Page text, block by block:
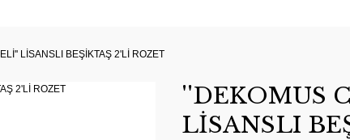
LİSANSLI BEŞİKTAŞ 2'Lİ ROZET
''DEKOMUS
LİSANSLI